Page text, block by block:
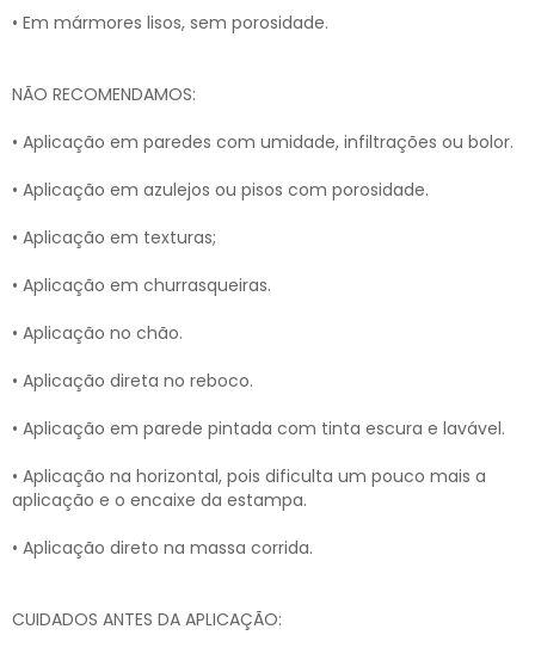
• Em mármores lisos, sem porosidade.
NÃO RECOMENDAMOS:
• Aplicação em paredes com umidade, infiltrações ou bolor.
• Aplicação em azulejos ou pisos com porosidade.
• Aplicação em texturas;
• Aplicação em churrasqueiras.
• Aplicação no chão.
• Aplicação direta no reboco.
• Aplicação em parede pintada com tinta escura e lavável.
• Aplicação na horizontal, pois dificulta um pouco mais a
aplicação e o encaixe da estampa.
• Aplicação direto na massa corrida.
CUIDADOS ANTES DA APLICAÇÃO: